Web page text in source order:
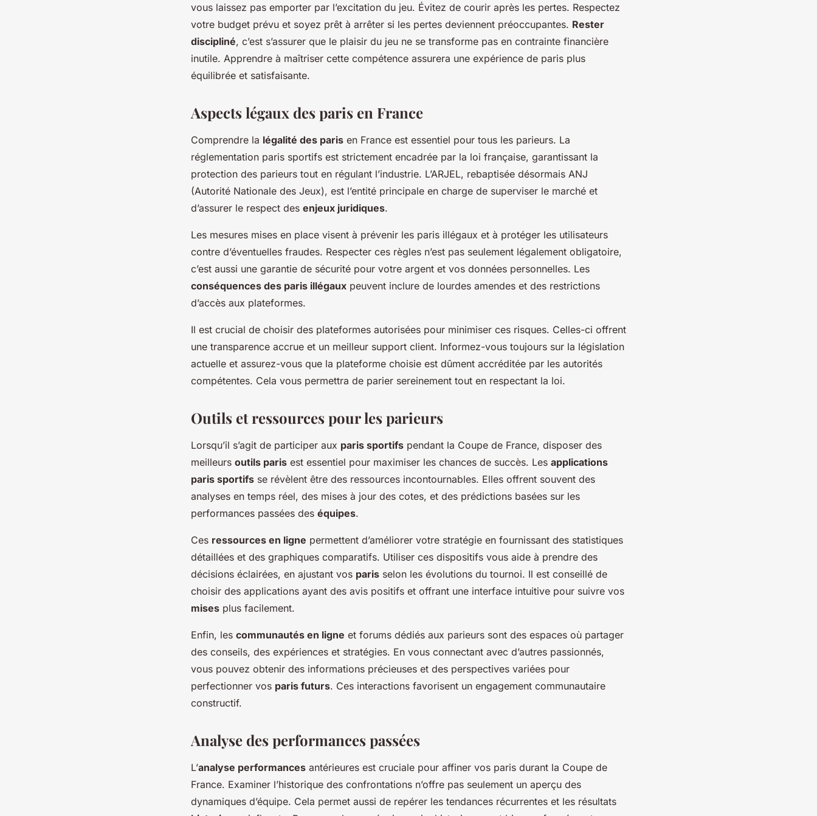
vous laissez pas emporter par l’excitation du jeu. Évitez de courir après les pertes. Respectez
votre budget prévu et soyez prêt à arrêter si les pertes deviennent préoccupantes. Rester
discipliné, c’est s’assurer que le plaisir du jeu ne se transforme pas en contrainte financière
inutile. Apprendre à maîtriser cette compétence assurera une expérience de paris plus
équilibrée et satisfaisante.
Aspects légaux des paris en France
Comprendre la légalité des paris en France est essentiel pour tous les parieurs. La
réglementation paris sportifs est strictement encadrée par la loi française, garantissant la
protection des parieurs tout en régulant l’industrie. L’ARJEL, rebaptisée désormais ANJ
(Autorité Nationale des Jeux), est l’entité principale en charge de superviser le marché et
d’assurer le respect des enjeux juridiques.
Les mesures mises en place visent à prévenir les paris illégaux et à protéger les utilisateurs
contre d’éventuelles fraudes. Respecter ces règles n’est pas seulement légalement obligatoire,
c’est aussi une garantie de sécurité pour votre argent et vos données personnelles. Les
conséquences des paris illégaux peuvent inclure de lourdes amendes et des restrictions
d’accès aux plateformes.
Il est crucial de choisir des plateformes autorisées pour minimiser ces risques. Celles-ci offrent
une transparence accrue et un meilleur support client. Informez-vous toujours sur la législation
actuelle et assurez-vous que la plateforme choisie est dûment accréditée par les autorités
compétentes. Cela vous permettra de parier sereinement tout en respectant la loi.
Outils et ressources pour les parieurs
Lorsqu’il s’agit de participer aux paris sportifs pendant la Coupe de France, disposer des
meilleurs outils paris est essentiel pour maximiser les chances de succès. Les applications
paris sportifs se révèlent être des ressources incontournables. Elles offrent souvent des
analyses en temps réel, des mises à jour des cotes, et des prédictions basées sur les
performances passées des équipes.
Ces ressources en ligne permettent d’améliorer votre stratégie en fournissant des statistiques
détaillées et des graphiques comparatifs. Utiliser ces dispositifs vous aide à prendre des
décisions éclairées, en ajustant vos paris selon les évolutions du tournoi. Il est conseillé de
choisir des applications ayant des avis positifs et offrant une interface intuitive pour suivre vos
mises plus facilement.
Enfin, les communautés en ligne et forums dédiés aux parieurs sont des espaces où partager
des conseils, des expériences et stratégies. En vous connectant avec d’autres passionnés,
vous pouvez obtenir des informations précieuses et des perspectives variées pour
perfectionner vos paris futurs. Ces interactions favorisent un engagement communautaire
constructif.
Analyse des performances passées
L’analyse performances antérieures est cruciale pour affiner vos paris durant la Coupe de
France. Examiner l’historique des confrontations n’offre pas seulement un aperçu des
dynamiques d’équipe. Cela permet aussi de repérer les tendances récurrentes et les résultats